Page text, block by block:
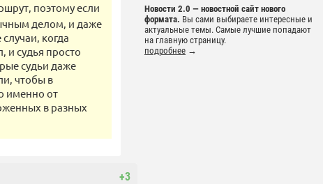
Новости 2.0 — новостной сайт нового
формата. Вы сами выбираете интересные и
актуальные темы. Самые лучшие попадают
на главную страницу.
подробнее →
поэтому если
делом, и даже
когда
и судья просто
судьи даже
чтобы в
именно от
в разных
+3